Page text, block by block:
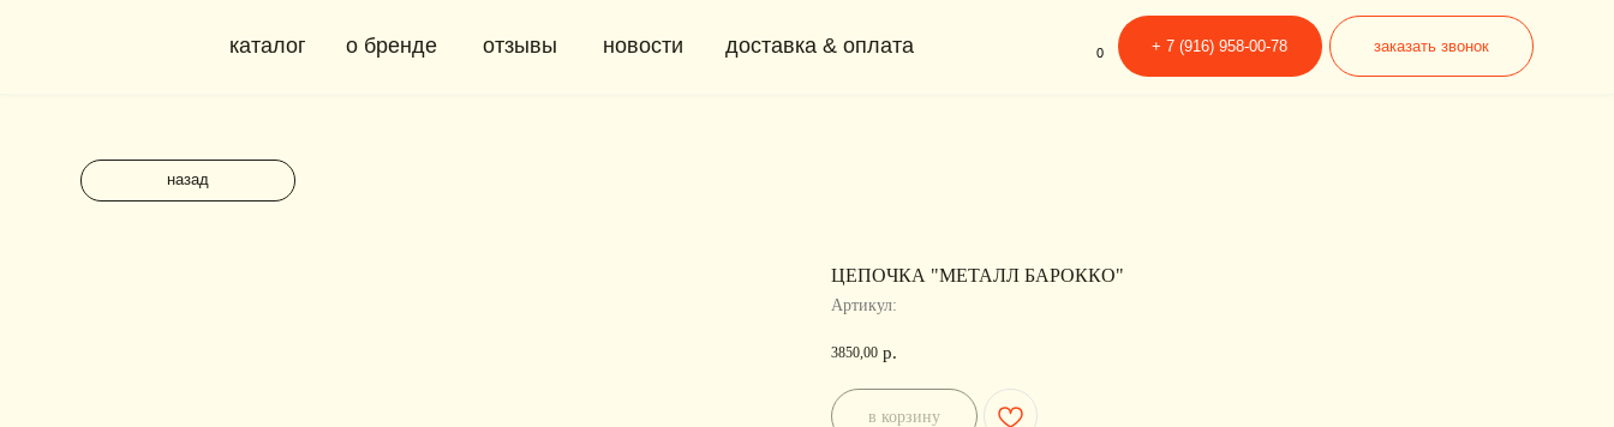
о бренде
каталог доставка & оплата
новости
отзывы заказать звонок
+ 7 (916) 958-00-78
назад
ЦЕПОЧКА "МЕТАЛЛ БАРОККО"
Артикул:
3850,00 р.
в корзину